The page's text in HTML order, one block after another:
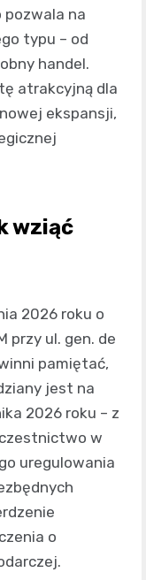
pozwala na
typu – od
handel.
atrakcyjną dla
ekspansji,
wziąć
2026 roku o
przy ul. gen. de
pamiętać,
jest na
2026 roku – z
w
uregulowania
o